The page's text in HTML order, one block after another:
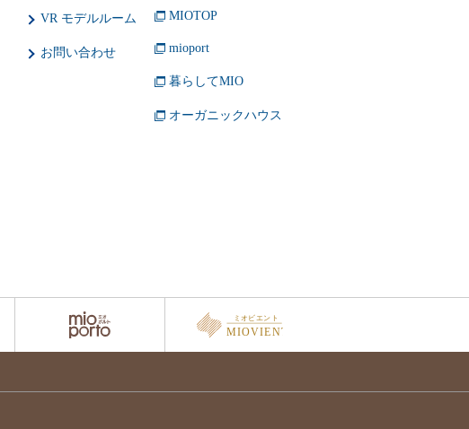
VR モデルルーム
お問い合わせ
MIOTOP
mioport
暮らしてMIO
オーガニックハウス